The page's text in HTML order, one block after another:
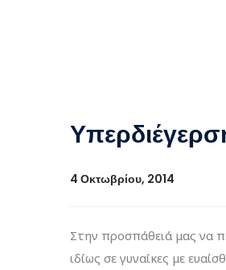
4 Οκτωβρίου, 2014
Στην προσπάθειά μας να
ιδίως σε γυναίκες με